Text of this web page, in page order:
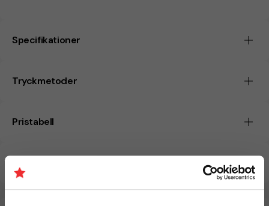
Specifikationer
Tryckmetoder
Pristabell